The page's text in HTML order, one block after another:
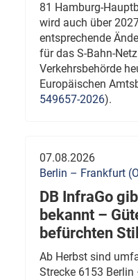
81 Hamburg-
wird auch über
entsprechende
für das S-Bahn-
Verkehrsbehörde
Europäischen
549657-2026).
07.08.2026
Berlin – Frankfurt
DB InfraGo
bekannt –
befürchten
Ab Herbst sind
Strecke 6153